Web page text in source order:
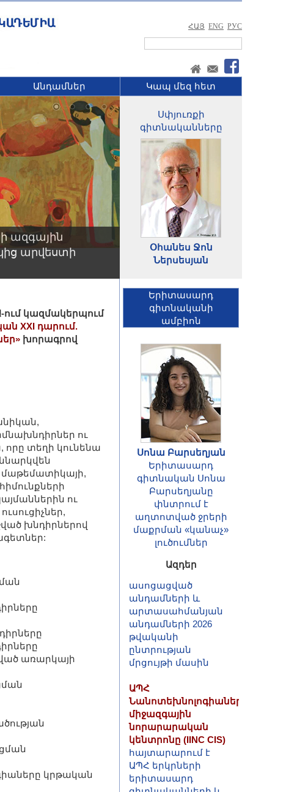
ՀԱՅ ENG РУС
Անդամներ Կապ մեզ հետ
ազգային
արվեստի
Սփյուռքի
գիտնականները
Օհանես Ջոն
Ներսեսյան
ում կազմակերպում
XXI դարում.
խորագրով
ու
որը տեղի կունենա
մաթեմատիկայի,
ու
խնդիրներով
առարկայի
կրթական
Երիտասարդ
գիտնականի
ամբիոն
Սոնա Բարսեղյան
Երիտասարդ
գիտնական Սոնա
Բարսեղյանը
փնտրում է
աղտոտված ջրերի
մաքրման «կանաչ»
լուծումներ
Ազդեր
ՀԱՅՏԱՐԱՐՈՒԹՅՈՒՆ
Հայաստանի
Հանրապետության
գիտությունների
ազգային
ասոցացված
անդամների և
արտասահմանյան
անդամների 2026
թվականի
ընտրության
մրցույթի մասին
ԱՊՀ
Նանոտեխնոլոգիաների
միջազգային
նորարարական
կենտրոնը (IINC CIS)
հայտարարում է
ԱՊՀ երկրների
երիտասարդ
գիտնականների և
մասնագետների